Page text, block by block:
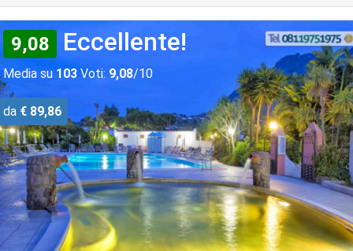
9,08 Eccellente!
Media su 103 Voti: 9,08/10
da € 89,86